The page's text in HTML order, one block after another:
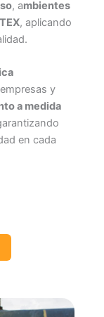
, ambientes
, aplicando
y
a medida
en cada